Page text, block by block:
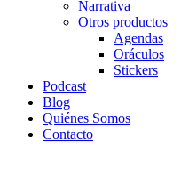
Narrativa
Otros productos
Agendas
Oráculos
Stickers
Podcast
Blog
Quiénes Somos
Contacto